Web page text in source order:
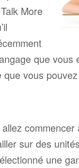
More
que vous
vous
sur des
une